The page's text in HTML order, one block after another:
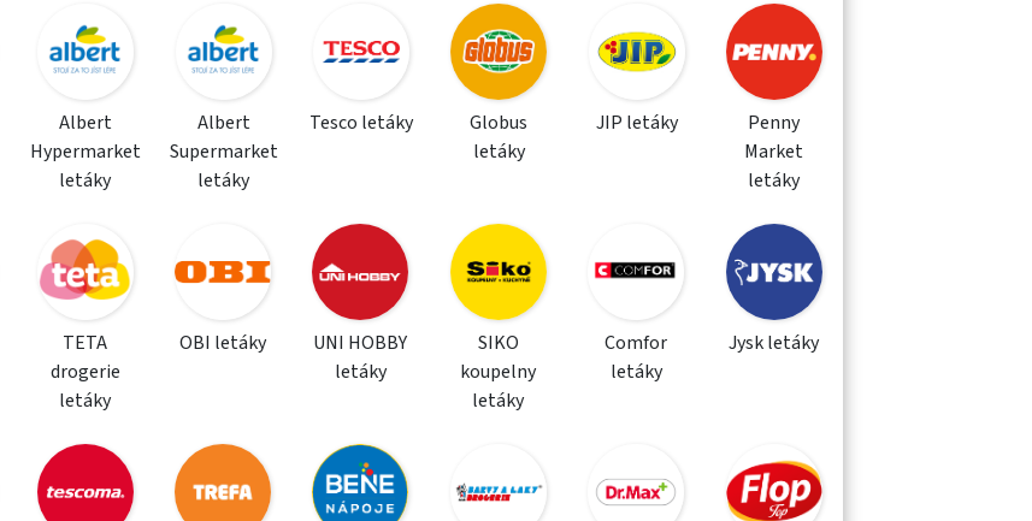
Albert
Hypermarket
letáky
Albert
Supermarket
letáky
Tesco letáky
Globus
letáky
JIP letáky
Penny
Market
letáky
TETA
drogerie
letáky
OBI letáky
UNI HOBBY
letáky
SIKO
koupelny
letáky
Comfor
letáky
Jysk letáky